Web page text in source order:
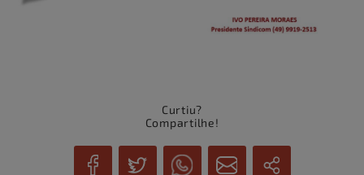
Curtiu?
Compartilhe!